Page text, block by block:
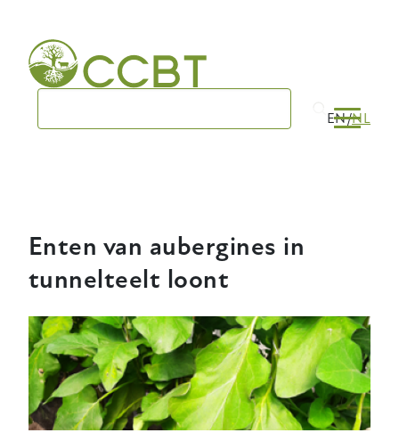
main
navigation
EN NL
Enten van aubergines in
tunnelteelt loont